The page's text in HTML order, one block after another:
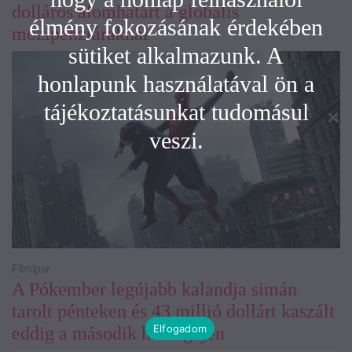
dolláros álomhatárt a globális
mozipénztáraknál
A Pókember legújabb kalandja simán
tarolt pénteken és 43 millió dollárt kaszált
eddig a második hétvégéjén
Filmipar
élmény fokozásának érdekében
sütiket alkalmazunk. A
honlapunk használatával ön a
tájékoztatásunkat tudomásul
veszi.
Elfogadom